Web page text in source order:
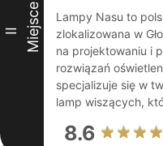
II Miejsce
Lampy Nasu to
zlokalizowana w
na projektowaniu i
rozwiązań
specjalizuje się w
lamp wiszących,
8.6